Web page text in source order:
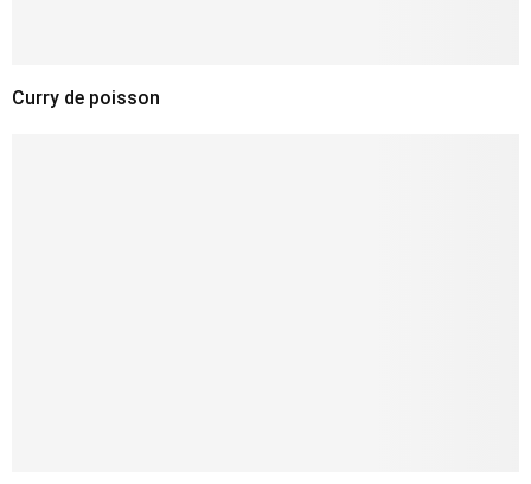
Curry de poisson